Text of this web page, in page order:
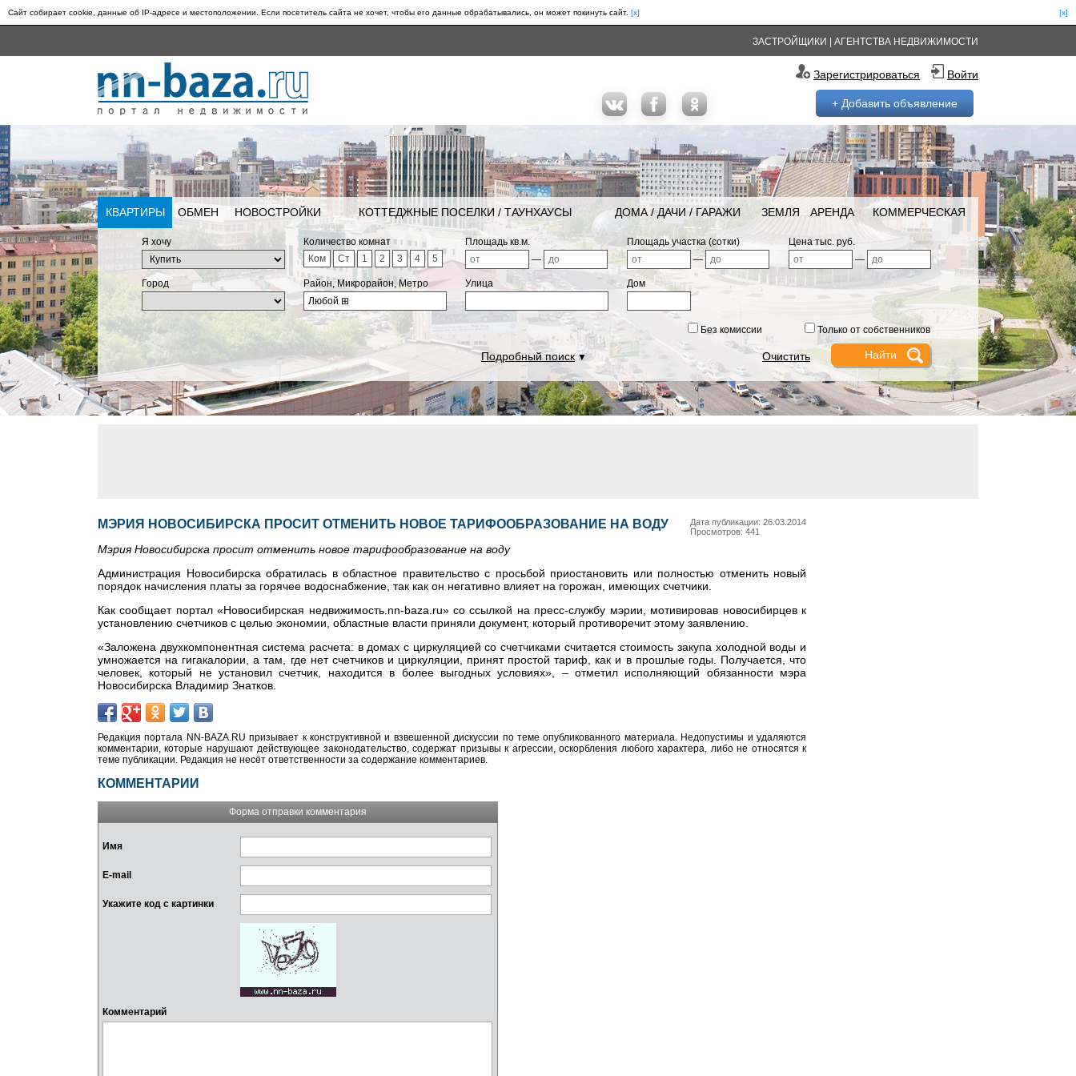
Сайт собирает cookie, данные об IP-адресе и местоположении. Если посетитель сайта не хочет, чтобы его данные обрабатывались, он может покинуть сайт. [x]
[x]
ЗАСТРОЙЩИКИ АГЕНТСТВА НЕДВИЖИМОСТИ
Зарегистрироваться Войти
+ Добавить объявление
КВАРТИРЫ ОБМЕН НОВОСТРОЙКИ КОТТЕДЖНЫЕ ПОСЕЛКИ / ТАУНХАУСЫ ДОМА / ДАЧИ / ГАРАЖИ ЗЕМЛЯ АРЕНДА КОММЕРЧЕСКАЯ
Я хочу
Количество комнат
Ком
Ст 1 2 3 4 5
Площадь кв.м.
—
Площадь участка (сотки)
—
Цена тыс. руб.
—
Город
Район, Микрорайон, Метро
Любой ⊞
Улица Дом
Без комиссии Только от собственников
Подробный поиск▼ Очистить
Дата публикации: 26.03.2014
Просмотров: 441
МЭРИЯ НОВОСИБИРСКА ПРОСИТ ОТМЕНИТЬ НОВОЕ ТАРИФООБРАЗОВАНИЕ НА ВОДУ
Мэрия Новосибирска просит отменить новое тарифообразование на воду
Администрация Новосибирска обратилась в областное правительство с просьбой приостановить или полностью отменить новый
порядок начисления платы за горячее водоснабжение, так как он негативно влияет на горожан, имеющих счетчики.
Как сообщает портал «Новосибирская недвижимость.nn-baza.ru» со ссылкой на пресс-службу мэрии, мотивировав новосибирцев к
установлению счетчиков с целью экономии, областные власти приняли документ, который противоречит этому заявлению.
«Заложена двухкомпонентная система расчета: в домах с циркуляцией со счетчиками считается стоимость закупа холодной воды и
умножается на гигакалории, а там, где нет счетчиков и циркуляции, принят простой тариф, как и в прошлые годы. Получается, что
человек, который не установил счетчик, находится в более выгодных условиях», – отметил исполняющий обязанности мэра
Новосибирска Владимир Знатков.
Редакция портала NN-BAZA.RU призывает к конструктивной и взвешенной дискуссии по теме опубликованного материала. Недопустимы и удаляются
комментарии, которые нарушают действующее законодательство, содержат призывы к агрессии, оскорбления любого характера, либо не относятся к
теме публикации. Редакция не несёт ответственности за содержание комментариев.
КОММЕНТАРИИ
Форма отправки комментария
Имя
E-mail
Укажите код с картинки
Комментарий